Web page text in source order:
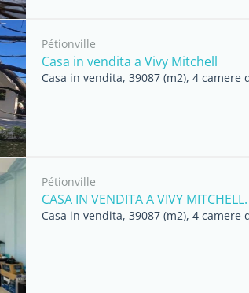
Pétionville
Casa in vendita a Vivy Mitchell
Casa in vendita, 39087 (m2), 4 camere
Pétionville
CASA IN VENDITA A VIVY MITCHELL.
Casa in vendita, 39087 (m2), 4 camere